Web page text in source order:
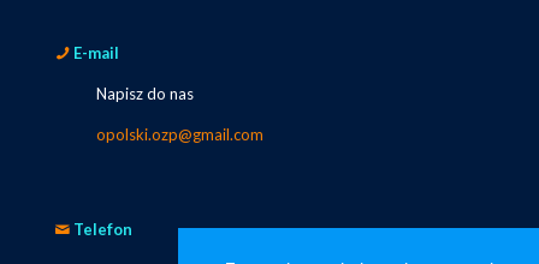
E-mail
Napisz do nas
opolski.ozp@gmail.com
Telefon